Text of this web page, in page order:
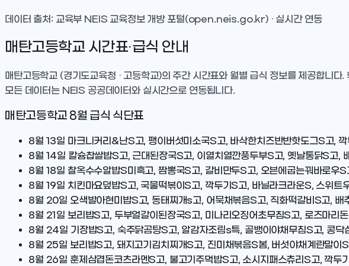
데이터 출처: 교육부 NEIS 교육정보 개방 포털(open.neis.go.kr) · 실시간 연동
매탄고등학교 시간표·급식 안내
매탄고등학교 (경기도교육청 · 고등학교)의 주간 시간표와 월별 급식 정보를 제공합니다
모든 데이터는 NEIS 공공데이터와 실시간으로 연동됩니다.
매탄고등학교 8월 급식 식단표
8월 13일 마크니커리&난S고, 팽이버섯미소국S고, 바삭한치즈반반핫도그S고,
8월 14일 칼슘찹쌀밥S고, 근대된장국S고, 이열치열깐풍두부S고, 옛날통닭S고,
8월 18일 찰옥수수알밥S미흑고, 짬뽕국S고, 갈비만두S고, 오븐에굽는꿔바로우
8월 19일 치킨마요덮밥S고, 국물떡볶이S고, 깍두기S고, 바닐라크라운S, 스위트
8월 20일 오색발아현미밥S고, 동태찌개s고, 어묵채볶음S고, 직화떡갈비S고,
8월 21일 보리밥S고, 두부얼갈이된장국S고, 미나리오징어초무침S고, 로즈마리
8월 24일 기장밥S고, 숙주닭곰탕S고, 알감자조림s특, 골뱅이야채무침S고, 콩
8월 25일 보리밥S고, 돼지고기김치찌개S고, 진미채볶음S봄, 버섯야채계란말
8월 26일 훈제삼겹돈코츠라멘S고, 불고기주먹밥S고, 소시지패스츄리S고, 깍두